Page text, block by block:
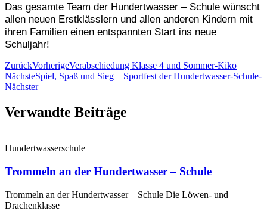
Das gesamte Team der Hundertwasser – Schule wünscht
allen neuen Erstklässlern und allen anderen Kindern mit
ihren Familien einen entspannten Start ins neue
Schuljahr!
ZurückVorherigeVerabschiedung Klasse 4 und Sommer-Kiko
NächsteSpiel, Spaß und Sieg – Sportfest der Hundertwasser-Schule-
Nächster
Verwandte Beiträge
Hundertwasserschule
Trommeln an der Hundertwasser – Schule
Trommeln an der Hundertwasser – Schule Die Löwen‑ und
Drachenklasse